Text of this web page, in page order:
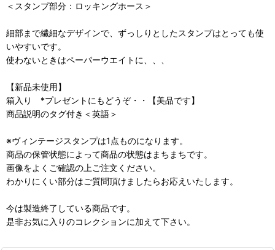
＜スタンプ部分：ロッキングホース＞
細部まで繊細なデザインで、ずっしりとしたスタンプはとっても使
いやすいです。
使わないときはペーパーウエイトに、、、
【新品未使用】
箱入り *プレゼントにもどうぞ・・【美品です】
商品説明のタグ付き＜英語＞
※ヴィンテージスタンプは1点ものになります。
商品の保管状態によって商品の状態はまちまちです。
画像をよくご確認の上ご注文ください。
わかりにくい部分はご質問頂けましたらお応えいたします。
今は製造終了している商品です。
是非お気に入りのコレクションに加えて下さい。